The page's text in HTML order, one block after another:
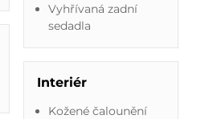
Vyhřívaná zadní
sedadla
Interiér
Kožené čalounění